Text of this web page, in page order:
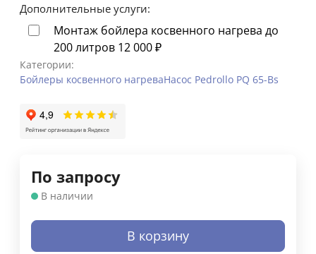
Дополнительные услуги:
Монтаж бойлера косвенного нагрева до
200 литров 12 000₽
Категории:
Бойлеры косвенного нагреваНасос Pedrollo PQ 65-Bs
По запросу
В наличии
В корзину